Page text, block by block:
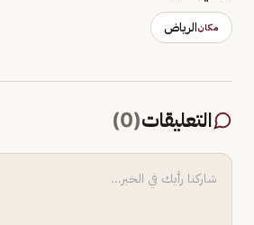
مكانالرياض
التعليقات(
0
)